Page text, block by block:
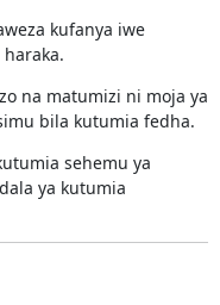
kufanya iwe
na matumizi ni moja ya
bila kutumia fedha.
sehemu ya
ya kutumia